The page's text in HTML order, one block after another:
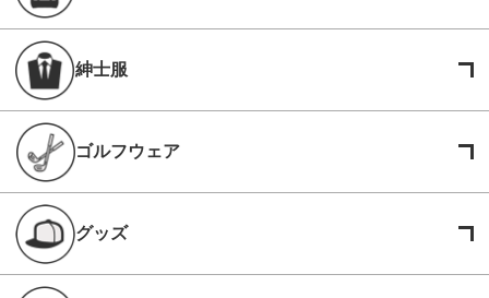
紳士服
ゴルフウェア
グッズ